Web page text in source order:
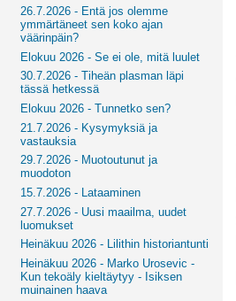
26.7.2026 - Entä jos olemme
ymmärtäneet sen koko ajan
väärinpäin?
Elokuu 2026 - Se ei ole, mitä luulet
30.7.2026 - Tiheän plasman läpi
tässä hetkessä
Elokuu 2026 - Tunnetko sen?
21.7.2026 - Kysymyksiä ja
vastauksia
29.7.2026 - Muotoutunut ja
muodoton
15.7.2026 - Lataaminen
27.7.2026 - Uusi maailma, uudet
luomukset
Heinäkuu 2026 - Lilithin historiantunti
Heinäkuu 2026 - Marko Urosevic -
Kun tekoäly kieltäytyy - Isiksen
muinainen haava